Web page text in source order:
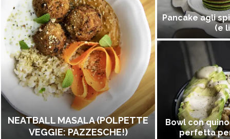
NEATBALL MASALA (POLPETTE
VEGGIE: PAZZESCHE!)
Pancake agli
(e
Bowl con
perfetta